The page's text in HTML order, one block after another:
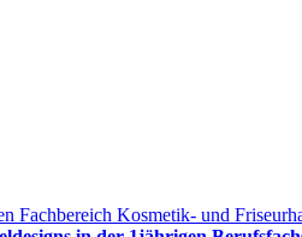
Fachbereich Kosmetik- und